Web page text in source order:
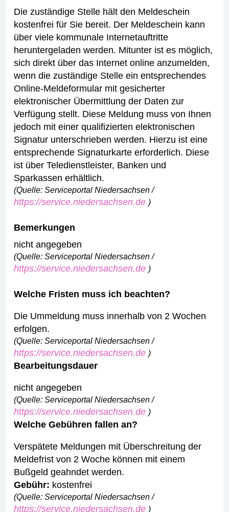
Die zuständige Stelle hält den Meldeschein
kostenfrei für Sie bereit. Der Meldeschein kann
über viele kommunale Internetauftritte
heruntergeladen werden. Mitunter ist es möglich,
sich direkt über das Internet online anzumelden,
wenn die zuständige Stelle ein entsprechendes
Online-Meldeformular mit gesicherter
elektronischer Übermittlung der Daten zur
Verfügung stellt. Diese Meldung muss von Ihnen
jedoch mit einer qualifizierten elektronischen
Signatur unterschrieben werden. Hierzu ist eine
entsprechende Signaturkarte erforderlich. Diese
ist über Teledienstleister, Banken und
Sparkassen erhältlich.
(Quelle: Serviceportal Niedersachsen /
https://service.niedersachsen.de )
Bemerkungen
nicht angegeben
(Quelle: Serviceportal Niedersachsen /
https://service.niedersachsen.de )
Welche Fristen muss ich beachten?
Die Ummeldung muss innerhalb von 2 Wochen
erfolgen.
(Quelle: Serviceportal Niedersachsen /
https://service.niedersachsen.de )
Bearbeitungsdauer
nicht angegeben
(Quelle: Serviceportal Niedersachsen /
https://service.niedersachsen.de )
Welche Gebühren fallen an?
Verspätete Meldungen mit Überschreitung der
Meldefrist von 2 Woche können mit einem
Bußgeld geahndet werden.
Gebühr: kostenfrei
(Quelle: Serviceportal Niedersachsen /
https://service.niedersachsen.de )